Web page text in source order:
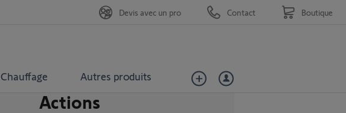
Chauffage Autres produits
Devis avec un pro Contact Boutique
Actions